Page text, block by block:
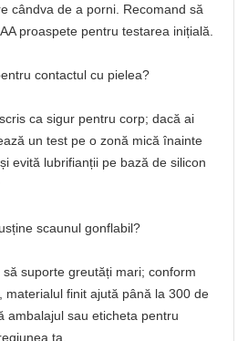
cândva de a porni. Recomand să
proaspete pentru testarea inițială.
contactul cu pielea?
ca sigur pentru corp; dacă ai
un test pe o zonă mică înainte
evită lubrifianții pe bază de silicon
scaunul gonflabil?
suporte greutăți mari; conform
materialul finit ajută până la 300 de
ambalajul sau eticheta pentru
ta.